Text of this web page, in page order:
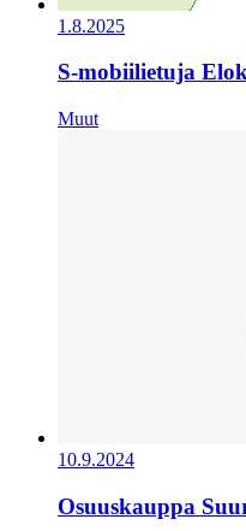
1.8.2025
S-mobiilietuja
Muut
10.9.2024
Osuuskauppa